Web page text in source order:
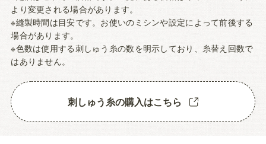
より変更される場合があります。
※縫製時間は目安です。お使いのミシンや設定によって前後する
場合があります。
※色数は使用する刺しゅう糸の数を明示しており、糸替え回数で
はありません。
刺しゅう糸の購入はこちら